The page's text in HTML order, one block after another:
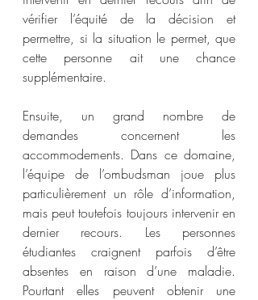
vérifier l’équité de la décision et
permettre, si la situation le permet, que
cette personne ait une chance
supplémentaire.
Ensuite, un grand nombre de
demandes concernent les
accommodements. Dans ce domaine,
l’équipe de l’ombudsman joue plus
particulièrement un rôle d’information,
mais peut toutefois toujours intervenir en
dernier recours. Les personnes
étudiantes craignent parfois d’être
absentes en raison d’une maladie.
Pourtant elles peuvent obtenir une